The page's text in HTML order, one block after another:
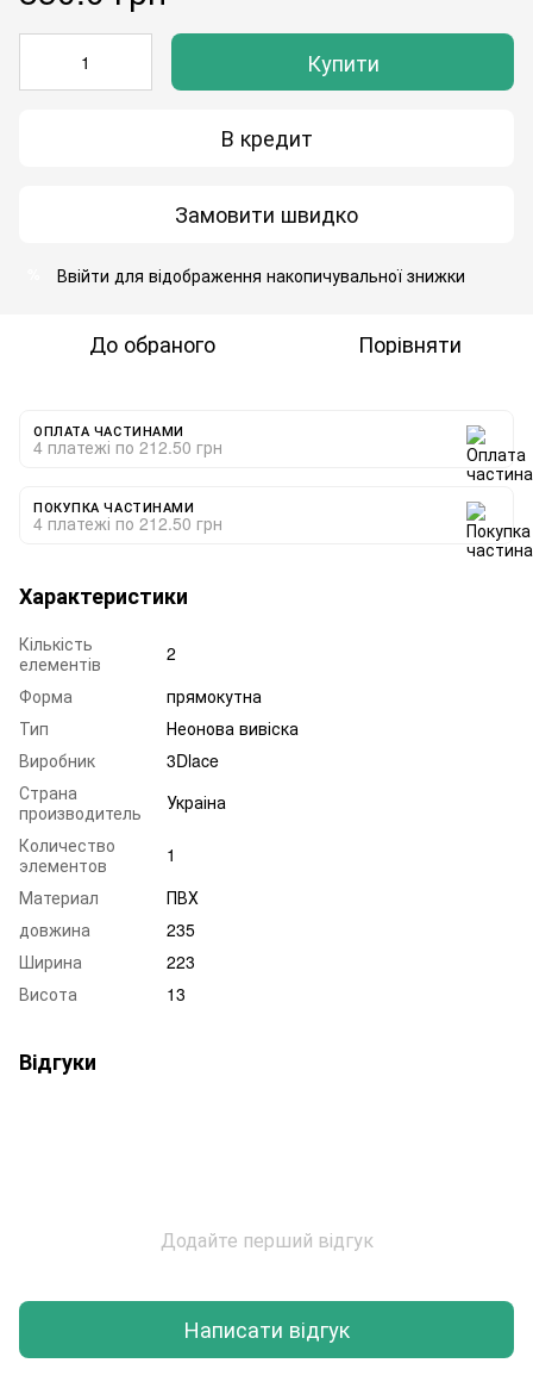
Купити
В кредит
Замовити швидко
Ввійти для відображення накопичувальної знижки
До обраного Порівняти
ОПЛАТА ЧАСТИНАМИ
4 платежі по 212.50 грн
ПОКУПКА ЧАСТИНАМИ
4 платежі по 212.50 грн
Характеристики
Кількість
елементів
2
Форма
прямокутна
Тип
Неонова вивіска
Виробник
3Dlace
Страна
производитель
Украіна
Количество
элементов
1
Материал
ПВХ
довжина
235
Ширина
223
Висота
13
Відгуки
Додайте перший відгук
Написати відгук